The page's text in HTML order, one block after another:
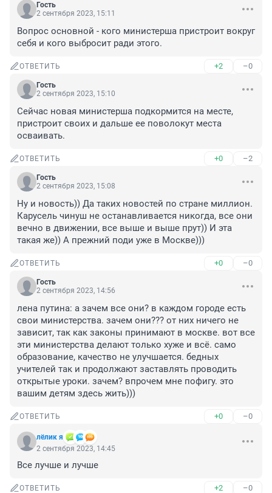
Гость
2 сентября 2023, 15:11
Вопрос основной - кого министерша пристроит вокруг
себя и кого выбросит ради этого.
ОТВЕТИТЬ +2 –0
Гость
2 сентября 2023, 15:10
Сейчас новая министерша подкормится на месте,
пристроит своих и дальше ее поволокут места
осваивать.
ОТВЕТИТЬ +0 –2
Гость
2 сентября 2023, 15:08
Ну и новость)) Да таких новостей по стране миллион.
Карусель чинуш не останавливается никогда, все они
вечно в движении, все выше и выше прут)) И эта
такая же)) А прежний поди уже в Москве)))
ОТВЕТИТЬ +0 –0
Гость
2 сентября 2023, 14:56
лена путина: а зачем все они? в каждом городе есть
свои министерства. зачем они??? от них ничего не
зависит, так как законы принимают в москве. вот все
эти министерства делают только хуже и всё. само
образование, качество не улучшается. бедных
учителей так и продолжают заставлять проводить
открытые уроки. зачем? впрочем мне пофигу. это
вашим детям здесь жить)))
ОТВЕТИТЬ +0 –0
лёлик я
2 сентября 2023, 14:45
Все лучше и лучше
ОТВЕТИТЬ +2 –0